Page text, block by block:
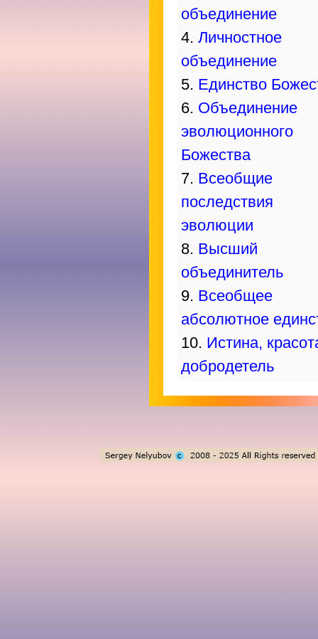
объединение
4. Личностное
объединение
5. Единство
6. Объединение
эволюционного
Божества
7. Всеобщие
последствия
эволюции
8. Высший
объединитель
9. Всеобщее
абсолютное
10. Истина,
добродетель